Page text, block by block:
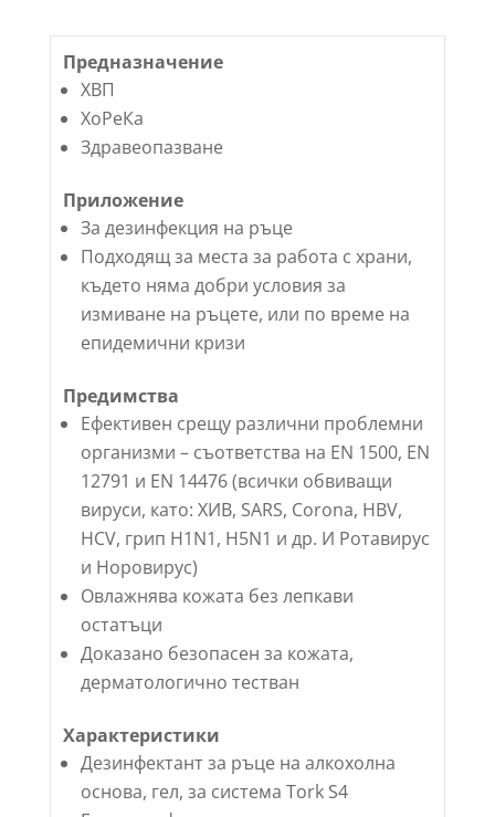
Предназначение
ХВП
ХоРеКа
Здравеопазване
Приложение
За дезинфекция на ръце
Подходящ за места за работа с храни,
където няма добри условия за
измиване на ръцете, или по време на
епидемични кризи
Предимства
Ефективен срещу различни проблемни
организми – съответства на EN 1500, EN
12791 и EN 14476 (всички обвиващи
вируси, като: ХИВ, SARS, Corona, HBV,
HCV, грип H1N1, H5N1 и др. И Ротавирус
и Норовирус)
Овлажнява кожата без лепкави
остатъци
Доказано безопасен за кожата,
дерматологично тестван
Характеристики
Дезинфектант за ръце на алкохолна
основа, гел, за система Tork S4